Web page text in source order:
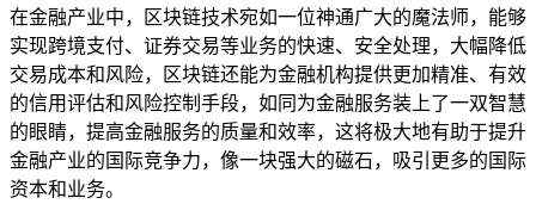
在金融产业中，区块链技术宛如一位神通广大的魔法师，能够
实现跨境支付、证券交易等业务的快速、安全处理，大幅降低
交易成本和风险，区块链还能为金融机构提供更加精准、有效
的信用评估和风险控制手段，如同为金融服务装上了一双智慧
的眼睛，提高金融服务的质量和效率，这将极大地有助于提升
金融产业的国际竞争力，像一块强大的磁石，吸引更多的国际
资本和业务。